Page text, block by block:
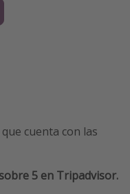
que cuenta con las
5 en Tripadvisor.